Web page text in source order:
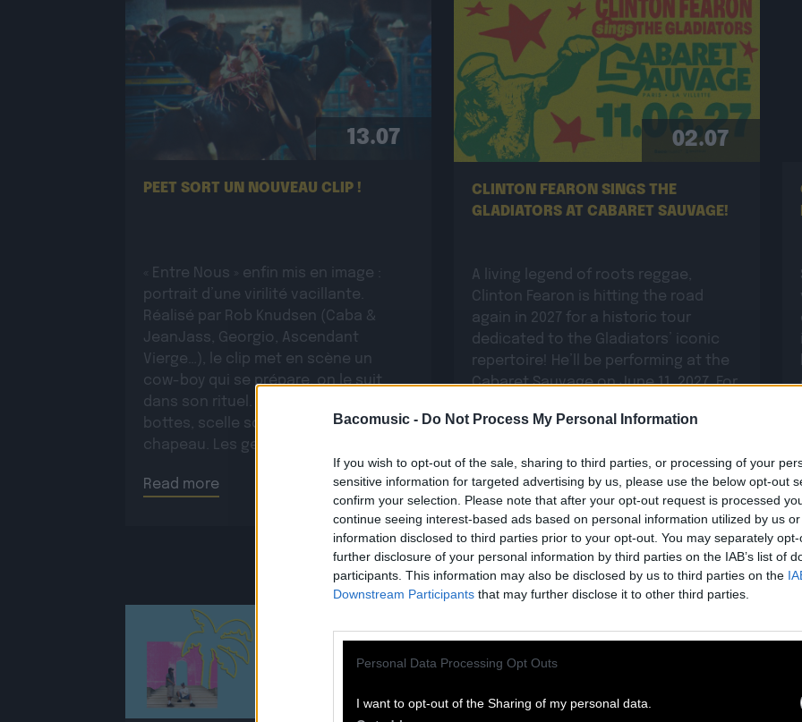
Bacomusic - Do Not Process My Personal Information
If you wish to opt-out of the sale, sharing to third parties, or processing of your
sensitive information for targeted advertising by us, please use the below opt-out
confirm your selection. Please note that after your opt-out request is processed
continue seeing interest-based ads based on personal information utilized by us
information disclosed to third parties prior to your opt-out. You may separately
further disclosure of your personal information by third parties on the IAB’s list of
participants. This information may also be disclosed by us to third parties on the
Downstream Participants that may further disclose it to other third parties.
Personal Data Processing Opt Outs
I want to opt-out of the Sharing of my personal data.
13.07
PEET SORT UN NOUVEAU CLIP !
« Entre Nous » enfin mis en image :
portrait d’une virilité vacillante.
Réalisé par Rob Knudsen (Caba &
JeanJass, Georgio, Ascendant
Vierge…), le clip met en scène un
cow-boy qui se prépare, on le suit
dans son rituel. Il s’habille, enfile ses
bottes, scelle son cheval, ajuste son
chapeau. Les gestes sont précis,
routiniers, rassurants. Mais […]
Read more
02.07
CLINTON FEARON SINGS THE
GLADIATORS AT CABARET SAUVAGE!
A living legend of roots reggae,
Clinton Fearon is hitting the road
again in 2027 for a historic tour
dedicated to the Gladiators’ iconic
repertoire! He’ll be performing at the
Cabaret Sauvage on June 11, 2027. For
the iconic bassist, singer, and lyricist
set to revisit […]
Read more
25.06